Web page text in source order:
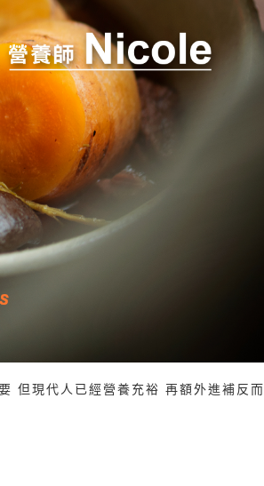
但現代人已經營養充裕 再額外進補反而